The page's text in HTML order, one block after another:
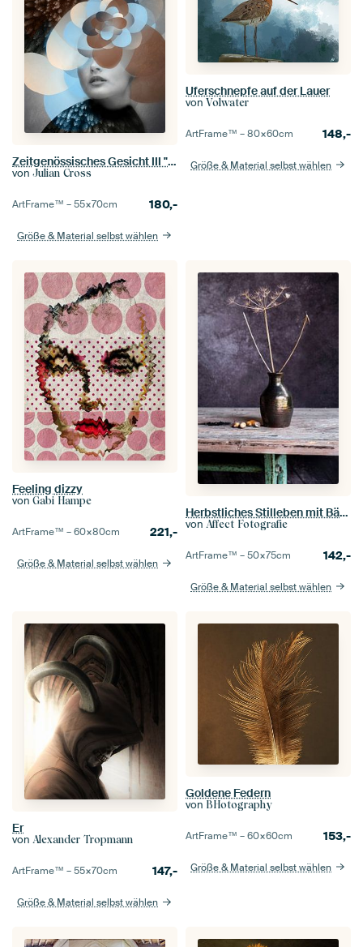
Zeitgenössisches Gesicht III "A flexa
von Julian Cross
ArtFrame™ –55×70cm 180,-
Größe & Material selbst wählen
Uferschnepfe auf der Lauer
von Volwater
ArtFrame™ –80×60cm 148,-
Größe & Material selbst wählen
Feeling dizzy
von Gabi Hampe
ArtFrame™ –60×80cm 221,-
Größe & Material selbst wählen
Herbstliches Stilleben mit Bärenklaue und Eicheln
von Affect Fotografie
ArtFrame™ –50×75cm 142,-
Größe & Material selbst wählen
Er
von Alexander Tropmann
ArtFrame™ –55×70cm 147,-
Größe & Material selbst wählen
Goldene Federn
von BHotography
ArtFrame™ –60×60cm 153,-
Größe & Material selbst wählen